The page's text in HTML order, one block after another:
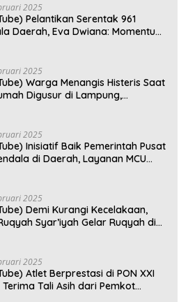
2025
Pelantikan Serentak 961
Daerah, Eva Dwiana: Momentum
2025
Warga Menangis Histeris Saat
Digusur di Lampung,
2025
Inisiatif Baik Pemerintah Pusat
di Daerah, Layanan MCU
2025
Demi Kurangi Kecelakaan,
Syar’iyah Gelar Ruqyah di
2025
Atlet Berprestasi di PON XXI
Terima Tali Asih dari Pemkot